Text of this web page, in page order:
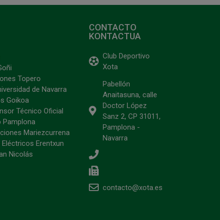
Topero
de Navarra
Goikoa
Técnico Oficial
Pamplona
Mariezcurrena
Erentxun
Nicolás
CONTACTO
KONTACTUA
Club Deportivo
Xota
Pabellón
Anaitasuna, calle
Doctor López
Sanz 2, CP 31011,
Pamplona -
Navarra
contacto@xota.es